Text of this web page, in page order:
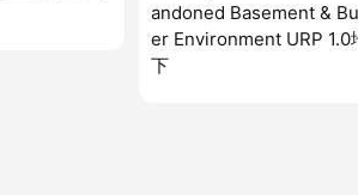
andoned Basement &
er Environment URP 1.0
下